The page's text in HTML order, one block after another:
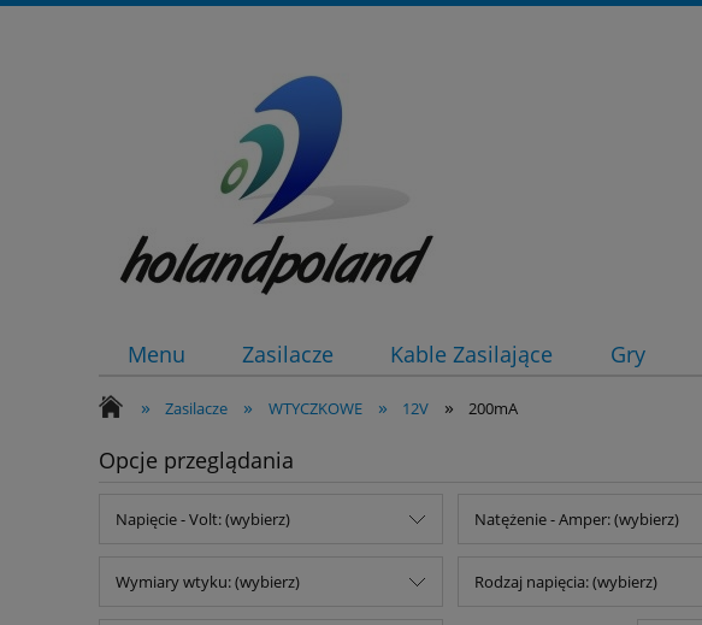
Menu Zasilacze Kable Zasilające Gry
» Zasilacze » WTYCZKOWE » 12V » 200mA
Opcje przeglądania
Napięcie - Volt: (wybierz) Natężenie - Amper: (wybierz)
Wymiary wtyku: (wybierz) Rodzaj napięcia: (wybierz)